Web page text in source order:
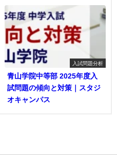
入試問題分析
青山学院中等部 2025年度入
試問題の傾向と対策｜スタジ
オキャンパス